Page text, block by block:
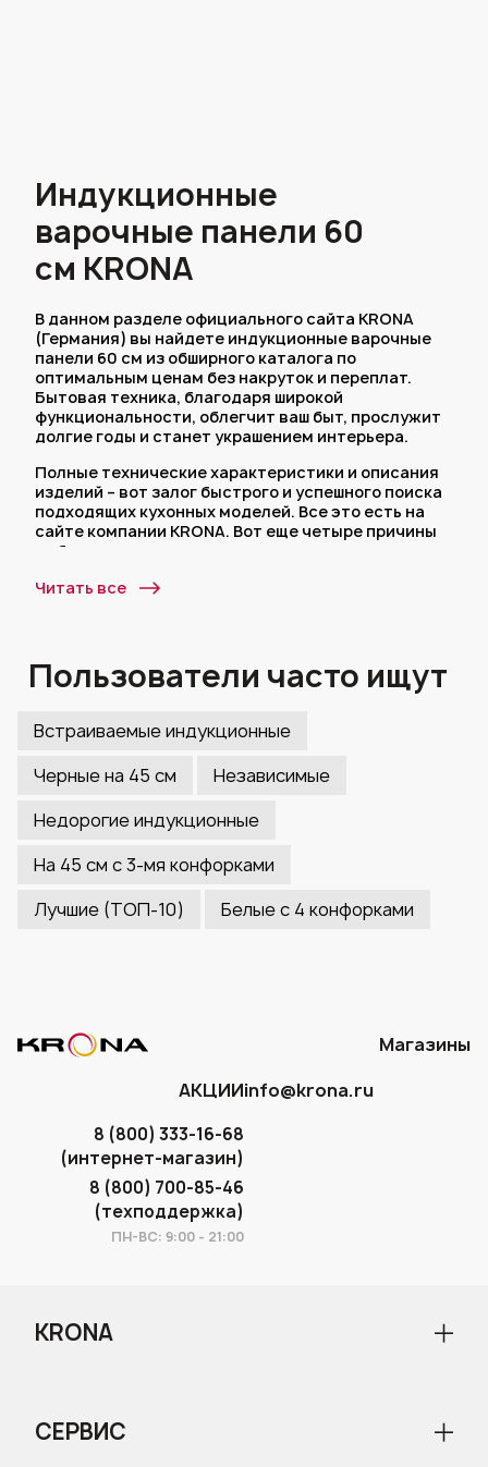
Индукционные
варочные панели 60
см KRONA
В данном разделе официального сайта KRONA
(Германия) вы найдете индукционные варочные
панели 60 см из обширного каталога по
оптимальным ценам без накруток и переплат.
Бытовая техника, благодаря широкой
функциональности, облегчит ваш быт, прослужит
долгие годы и станет украшением интерьера.
Полные технические характеристики и описания
изделий – вот залог быстрого и успешного поиска
подходящих кухонных моделей. Все это есть на
сайте компании KRONA. Вот еще четыре причины
выбрать нас:
Мы даем 5 лет гарантии на немецкие
История немецкого бренда началась в 1999
техники для кухни и по-прежнему расширяем
Каждая третья семья Москвы стала
нашей торговой марки.
Читать все
Пользователи часто ищут
Встраиваемые индукционные
Черные на 45 см
Независимые
Недорогие индукционные
На 45 см с 3-мя конфорками
Лучшие (ТОП-10)
Белые с 4 конфорками
Магазины
АКЦИИinfo@krona.ru
8 (800) 333-16-68
(интернет-магазин)
8 (800) 700-85-46
(техподдержка)
ПН-ВС: 9:00 - 21:00
KRONA
СЕРВИС